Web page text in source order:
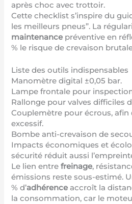
après choc avec trottoir.
Cette checklist s’inspire du
les meilleurs pneus”. La
maintenance préventive en
% le risque de crevaison
Liste des outils indispensables
Manomètre digital ±0,05 bar.
Lampe frontale pour
Rallonge pour valves difficiles
Couplemètre pour écrous, afin
excessif.
Bombe anti-crevaison de
Impacts économiques et
sécurité réduit aussi
Le lien entrefreinage,
émissions reste sous-estimé.
% d’adhérence accroît la
la consommation, car le